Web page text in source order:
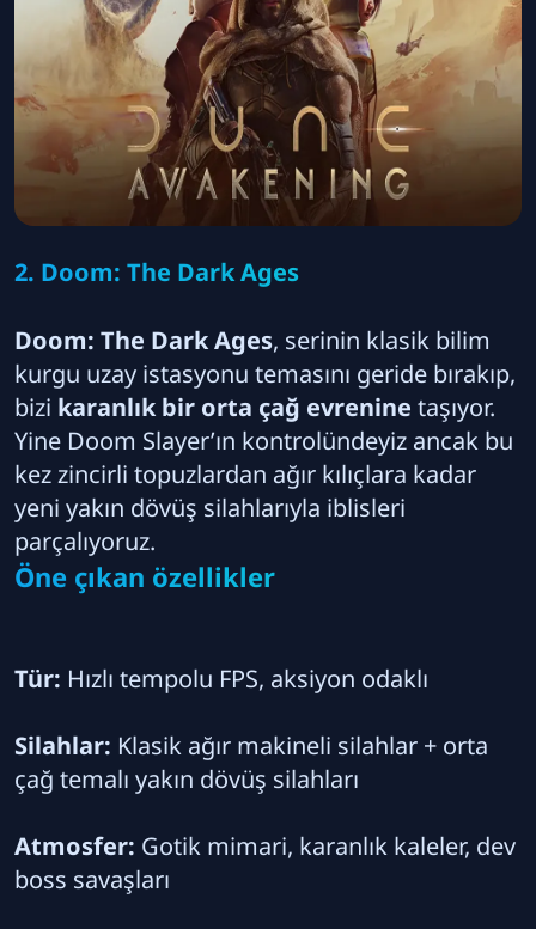
2. Doom: The Dark Ages
Doom: The Dark Ages, serinin klasik bilim
kurgu uzay istasyonu temasını geride bırakıp,
bizi karanlık bir orta çağ evrenine taşıyor.
Yine Doom Slayer’ın kontrolündeyiz ancak bu
kez zincirli topuzlardan ağır kılıçlara kadar
yeni yakın dövüş silahlarıyla iblisleri
parçalıyoruz.
Öne çıkan özellikler
Tür: Hızlı tempolu FPS, aksiyon odaklı
Silahlar: Klasik ağır makineli silahlar + orta
çağ temalı yakın dövüş silahları
Atmosfer: Gotik mimari, karanlık kaleler, dev
boss savaşları